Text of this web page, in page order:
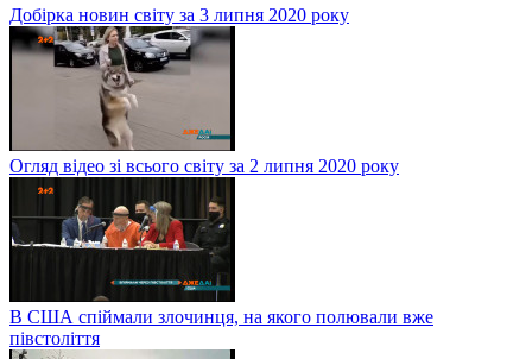
Добірка новин світу за 3 липня 2020 року
Огляд відео зі всього світу за 2 липня 2020 року
В США спіймали злочинця, на якого полювали вже
півстоліття